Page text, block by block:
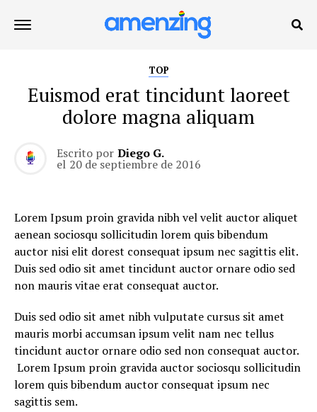
TOP
Euismod erat tincidunt laoreet
dolore magna aliquam
Escrito por Diego G.
el 20 de septiembre de 2016
Lorem Ipsum proin gravida nibh vel velit auctor aliquet
aenean sociosqu sollicitudin lorem quis bibendum
auctor nisi elit dorest consequat ipsum nec sagittis elit.
Duis sed odio sit amet tincidunt auctor ornare odio sed
non mauris vitae erat consequat auctor.
Duis sed odio sit amet nibh vulputate cursus sit amet
mauris morbi accumsan ipsum velit nam nec tellus
tincidunt auctor ornare odio sed non consequat auctor.
Lorem Ipsum proin gravida auctor sociosqu sollicitudin
lorem quis bibendum auctor consequat ipsum nec
sagittis sem.